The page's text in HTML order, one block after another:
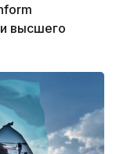
высшего